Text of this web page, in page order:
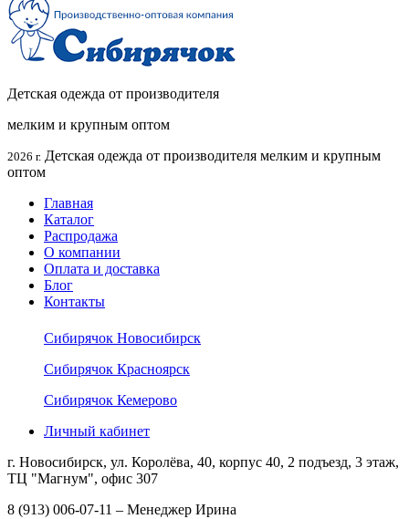
Детская одежда от производителя
мелким и крупным оптом
2026 г. Детская одежда от производителя мелким и крупным
оптом
Главная
Каталог
Распродажа
О компании
Оплата и доставка
Блог
Контакты
Сибирячок Новосибирск
Сибирячок Красноярск
Сибирячок Кемерово
Личный кабинет
г. Новосибирск, ул. Королёва, 40, корпус 40, 2 подъезд, 3 этаж,
ТЦ "Магнум", офис 307
8 (913) 006-07-11 – Менеджер Ирина